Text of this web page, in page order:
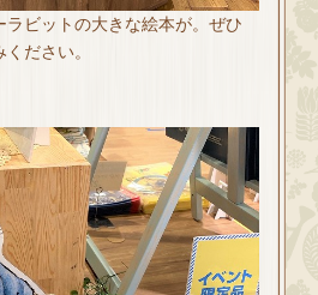
ラビットの大きな絵本が。ぜひ
ださい。